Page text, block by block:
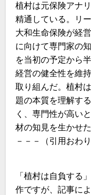
植村は元保険アナ
精通している。リ
大和生命保険が経
に向けて専門家の
を当初の予定から
経営の健全性を維
取り組んだ。植村
題の本質を理解す
く、専門性が高い
材の知見を生かせ
－－－（引用おわ
「植村は自負する
作ですが、記事に